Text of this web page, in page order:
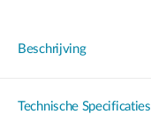
Beschrijving
Technische Specificaties